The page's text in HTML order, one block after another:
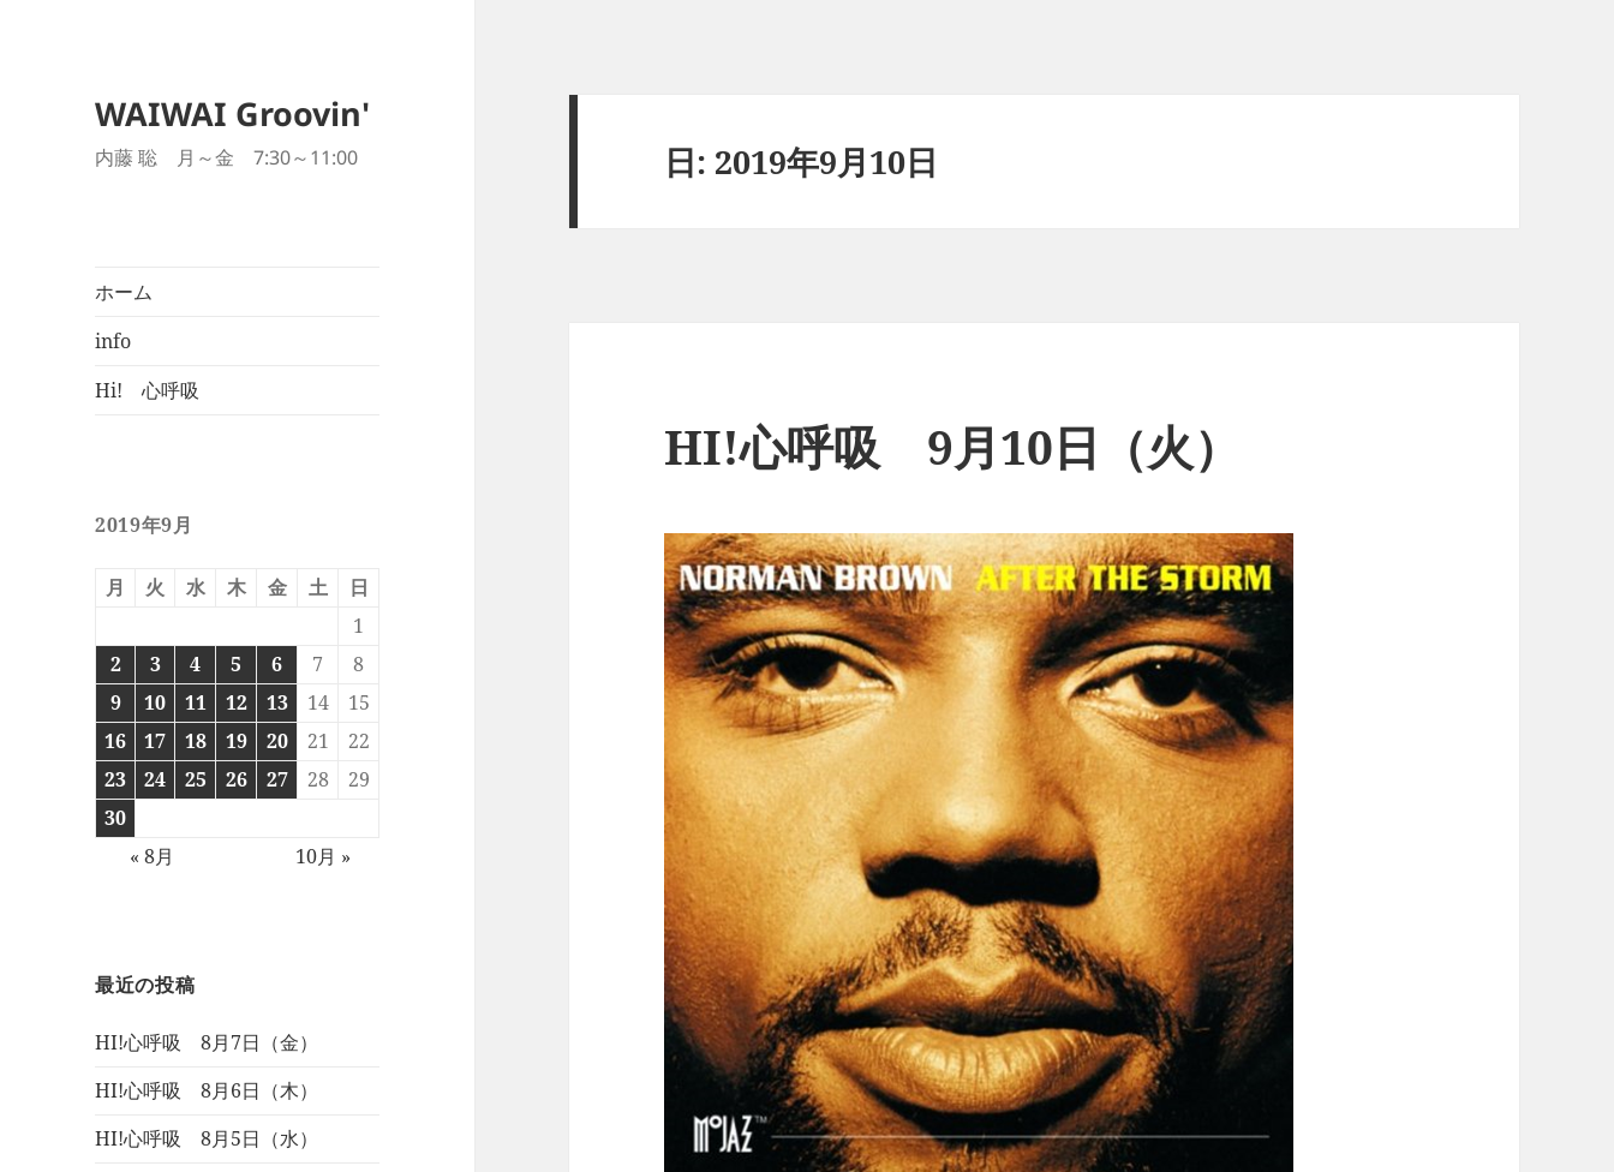
WAIWAI Groovin'
内藤 聡 月～金 7:30～11:00
ホーム
info
Hi! 心呼吸
2019年9月
月 火 水 木 金 土
日
1
2
3 4 5 6 7
8
9
10 11 12 13 14
15
16
17 18 19 20 21
22
23
24 25 26 27 28
29
30
« 8月
10月 »
最近の投稿
HI!心呼吸 8月7日（金）
HI!心呼吸 8月6日（木）
HI!心呼吸 8月5日（水）
日: 2019年9月10日
HI!心呼吸 9月10日（火）